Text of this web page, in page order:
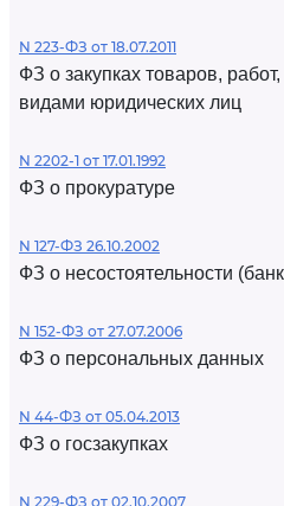
N 223-ФЗ от 18.07.2011
ФЗ о закупках товаров,
видами юридических лиц
N 2202-1 от 17.01.1992
ФЗ о прокуратуре
N 127-ФЗ 26.10.2002
ФЗ о несостоятельности
N 152-ФЗ от 27.07.2006
ФЗ о персональных данных
N 44-ФЗ от 05.04.2013
ФЗ о госзакупках
N 229-ФЗ от 02.10.2007